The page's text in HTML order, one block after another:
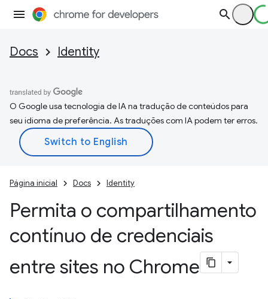
Docs Identity
O Google usa tecnologia de IA na tradução de conteúdos para
seu idioma de preferência. As traduções com IA podem ter erros.
Página inicial Docs Identity
Permita o compartilhamento
contínuo de credenciais
entre sites no Chrome